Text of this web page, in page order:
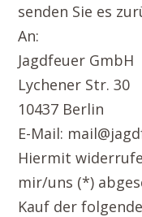
d
e
r
h
o
l
e
senden Sie es
An:
Jagdfeuer GmbH
Lychener Str. 30
10437 Berlin
E-Mail:
Hiermit
mir/uns (*)
Kauf der